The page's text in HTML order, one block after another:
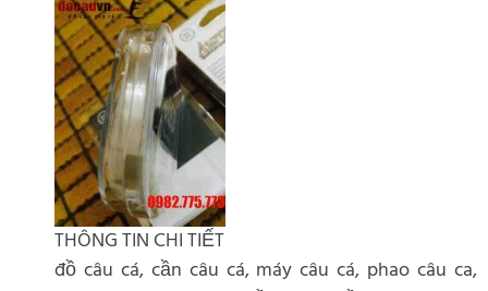
THÔNG TIN CHI TIẾT
đồ câu cá, cần câu cá, máy câu cá, phao câu ca,